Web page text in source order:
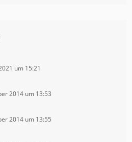
um 15:21
2014 um 13:53
2014 um 13:55